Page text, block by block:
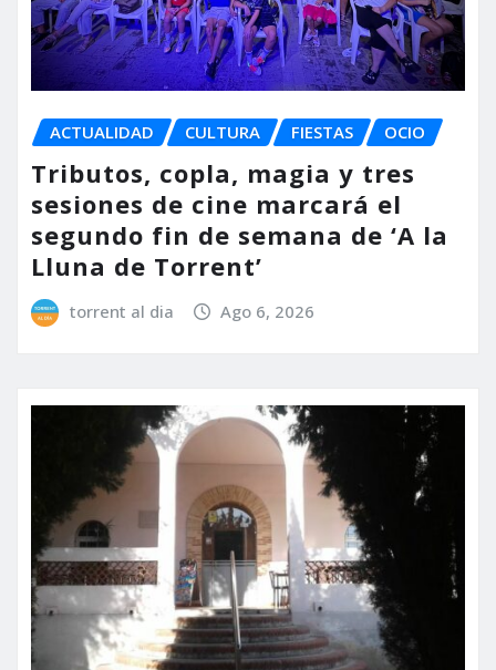
ACTUALIDAD CULTURA FIESTAS OCIO
Tributos, copla, magia y tres
sesiones de cine marcará el
segundo fin de semana de ‘A la
Lluna de Torrent’
torrent al dia Ago 6, 2026